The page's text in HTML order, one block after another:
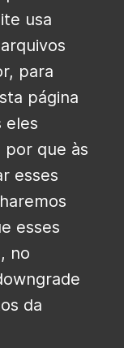
usa
para
página
eles
por que às
esses
esses
no
da